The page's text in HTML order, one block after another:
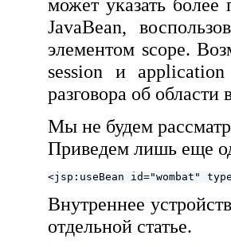
может указать более
JavaBean,
элементом scope.
session и
разговора об
Мы не будем
Приведем лишь еще
Внутреннее
отдельной статье.